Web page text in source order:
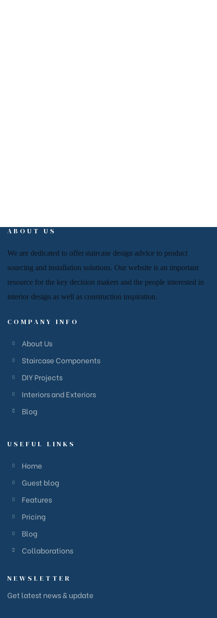
ABOUT US
We are dedicated to offerstaircase design advice to product
sourcing and installation solutions. Our website is an important
resource for the key decision makers and the people interested in
interior design as well as construction inspiration.
COMPANY INFO
About Us
Staircase Components
DIY Projects
Interiors and Exteriors
Blog
USEFUL LINKS
Home
Guest blog
Features
Pricing
Blog
Collaborations
NEWSLETTER
Get latest news & update